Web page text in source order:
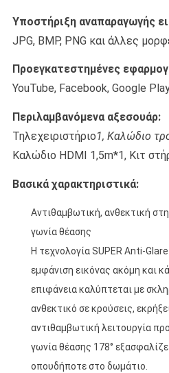
Υποστήριξη αναπαραγωγής
JPG, BMP, PNG και άλλες
Προεγκατεστημένες
YouTube, Facebook, Google
Περιλαμβανόμενα αξεσουάρ:
Τηλεχειριστήριο1, Καλώδιο
Καλώδιο HDMI 1,5m*1, Κιτ
Βασικά χαρακτηριστικά:
Αντιθαμβωτική, ανθεκτική
γωνία θέασης
Η τεχνολογία SUPER Anti-
εμφάνιση εικόνας ακόμη και
επιφάνεια καλύπτεται με
ανθεκτικό σε κρούσεις,
αντιθαμβωτική λειτουργία
γωνία θέασης 178°
οπουδήποτε στο δωμάτιο.